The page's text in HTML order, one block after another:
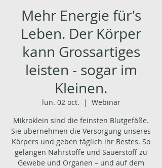
Mehr Energie für's
Leben. Der Körper
kann Grossartiges
leisten - sogar im
Kleinen.
lun. 02 oct.
  |
Webinar
Mikroklein sind die feinsten Blutgefäße.
Sie übernehmen die Versorgung unseres
Körpers und geben täglich ihr Bestes. So
gelangen Nährstoffe und Sauerstoff zu
Gewebe und Organen – und auf dem